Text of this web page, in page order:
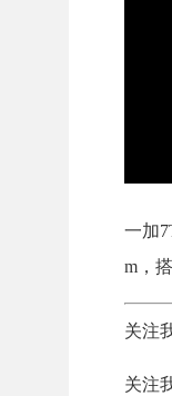
一加
m，
关注
关注